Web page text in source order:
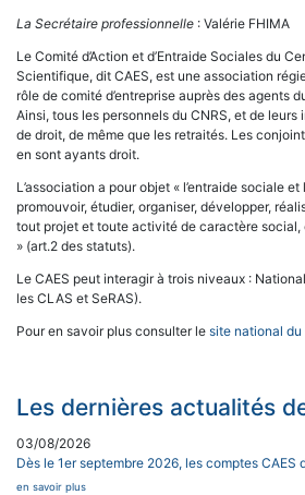
La Secrétaire professionnelle : Valérie FHIMA
Le Comité d’Action et d’Entraide Sociales du
Scientifique, dit CAES, est une association
rôle de comité d’entreprise auprès des agents
Ainsi, tous les personnels du CNRS, et de leurs
de droit, de même que les retraités. Les
en sont ayants droit.
L’association a pour objet « l’entraide sociale
promouvoir, étudier, organiser, développer,
tout projet et toute activité de caractère
» (art.2 des statuts).
Le CAES peut interagir à trois niveaux :
les CLAS et SeRAS).
Pour en savoir plus consulter le site national du
Les dernières actualités
03/08/2026
Dès le 1er septembre 2026, les comptes CAES
en savoir plus